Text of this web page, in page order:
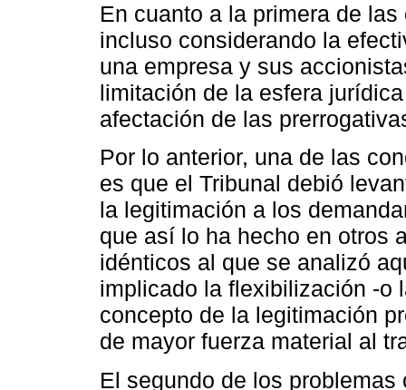
En cuanto a la primera de
incluso considerando la
una empresa y sus
limitación de la esfera
afectación de las
Por lo anterior, una de las
es que el Tribunal debió
la legitimación a los
que así lo ha hecho en otros
idénticos al que se analizó
implicado la flexibilización -o
concepto de la legitimación
de mayor fuerza material al
El segundo de los